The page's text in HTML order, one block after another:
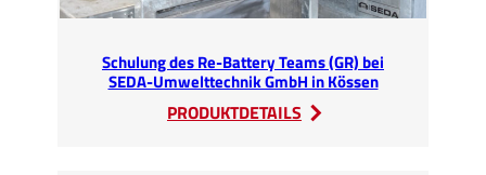
Schulung des Re-Battery Teams (GR) bei
SEDA-Umwelttechnik GmbH in Kössen
PRODUKTDETAILS
: